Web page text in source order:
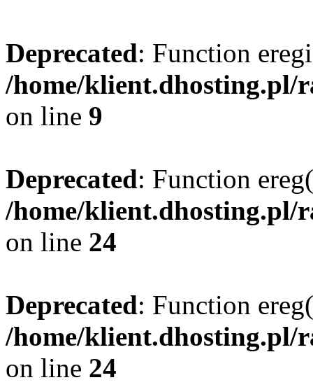
Deprecated: Function
/home/klient.dhosting.pl/
on line 9
Deprecated: Function
/home/klient.dhosting.pl/
on line 24
Deprecated: Function
/home/klient.dhosting.pl/
on line 24